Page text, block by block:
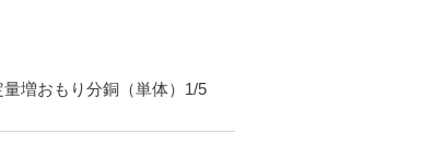
量増おもり分銅（単体）1/5